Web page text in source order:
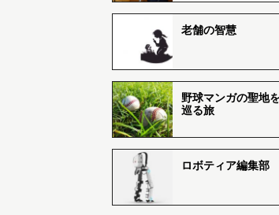
老舗の智慧
野球マンガの聖地
巡る旅
ロボティア編集部